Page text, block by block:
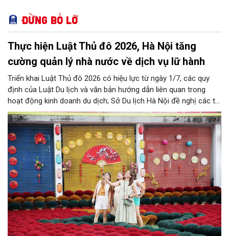
Đừng bỏ lỡ
Thực hiện Luật Thủ đô 2026, Hà Nội tăng
cường quản lý nhà nước về dịch vụ lữ hành
Triển khai Luật Thủ đô 2026 có hiệu lực từ ngày 1/7, các quy
định của Luật Du lịch và văn bản hướng dẫn liên quan trong
hoạt động kinh doanh du dịch; Sở Du lịch Hà Nội đề nghị các tổ
chức, đơn vị, doanh nghiệp kinh doanh dịch vụ lữ hành trên địa
bàn thành phố thực hiện một số nội dung quan trọng. Qua đó
góp phần thực hiện thắng lợi các mục tiêu phát triển du lịch Hà
Nội năm 2026 và giai đoạn tiếp theo.